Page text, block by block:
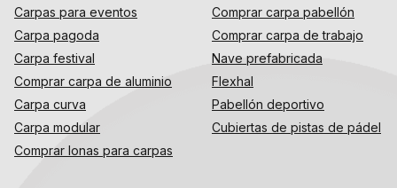
Carpas para eventos
Carpa pagoda
Carpa festival
Comprar carpa de aluminio
Carpa curva
Carpa modular
Comprar lonas para carpas
Comprar carpa pabellón
Comprar carpa de trabajo
Nave prefabricada
Flexhal
Pabellón deportivo
Cubiertas de pistas de pádel